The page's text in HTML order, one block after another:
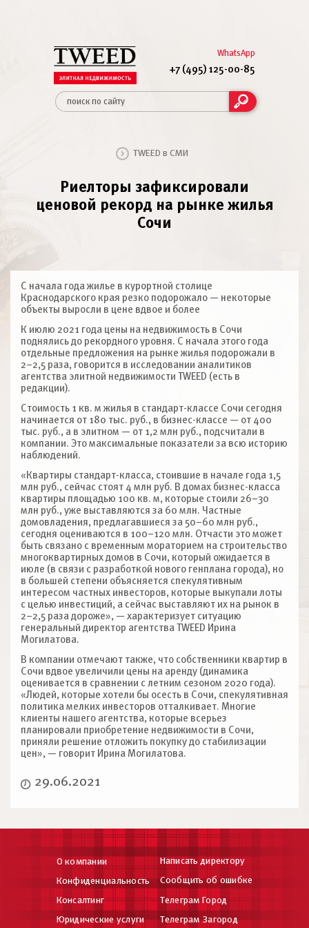
WhatsApp
+7 (495) 125-00-85
TWEED в СМИ
Риелторы зафиксировали
ценовой рекорд на рынке жилья
Сочи
С начала года жилье в курортной столице
Краснодарского края резко подорожало — некоторые
объекты выросли в цене вдвое и более
К июлю 2021 года цены на недвижимость в Сочи
поднялись до рекордного уровня. С начала этого года
отдельные предложения на рынке жилья подорожали в
2–2,5 раза, говорится в исследовании аналитиков
агентства элитной недвижимости TWEED (есть в
редакции).
Стоимость 1 кв. м жилья в стандарт-классе Сочи сегодня
начинается от 180 тыс. руб., в бизнес-классе — от 400
тыс. руб., а в элитном — от 1,2 млн руб., подсчитали в
компании. Это максимальные показатели за всю историю
наблюдений.
«Квартиры стандарт-класса, стоившие в начале года 1,5
млн руб., сейчас стоят 4 млн руб. В домах бизнес-класса
квартиры площадью 100 кв. м, которые стоили 26–30
млн руб., уже выставляются за 60 млн. Частные
домовладения, предлагавшиеся за 50–60 млн руб.,
сегодня оцениваются в 100–120 млн. Отчасти это может
быть связано с временным мораторием на строительство
многоквартирных домов в Сочи, который ожидается в
июле (в связи с разработкой нового генплана города), но
в большей степени объясняется спекулятивным
интересом частных инвесторов, которые выкупали лоты
с целью инвестиций, а сейчас выставляют их на рынок в
2–2,5 раза дороже», — характеризует ситуацию
генеральный директор агентства TWEED Ирина
Могилатова.
В компании отмечают также, что собственники квартир в
Сочи вдвое увеличили цены на аренду (динамика
оценивается в сравнении с летним сезоном 2020 года).
«Людей, которые хотели бы осесть в Сочи, спекулятивная
политика мелких инвесторов отталкивает. Многие
клиенты нашего агентства, которые всерьез
планировали приобретение недвижимости в Сочи,
приняли решение отложить покупку до стабилизации
цен», — говорит Ирина Могилатова.
29.06.2021
О компании
Конфиденциальность
Консалтинг
Юридические услуги
Написать директору
Сообщить об ошибке
Телеграм Город
Телеграм Загород